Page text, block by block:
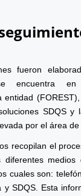
fueron
encuentra
entidad
SDQS y
por el área
recopilan el
medios
cuales son:
y SDQS. Esta